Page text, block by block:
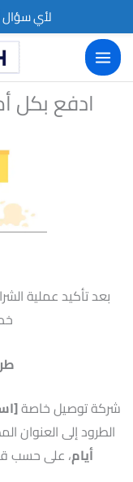
إلى
المحتوى
ادفع بكل
بعد تأكيد عملية
شركة توصيل خاصة
الطرود إلى العنوان
أيام، على حسب
لأي سؤال أو